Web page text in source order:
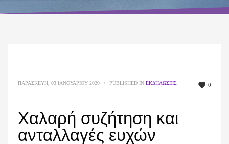
0
ΠΑΡΑΣΚΕΥΉ, 03 ΙΑΝΟΥΑΡΊΟΥ 2020 / PUBLISHED IN ΕΚΔΗΛΏΣΕΙΣ
Χαλαρή συζήτηση και
ανταλλαγές ευχών